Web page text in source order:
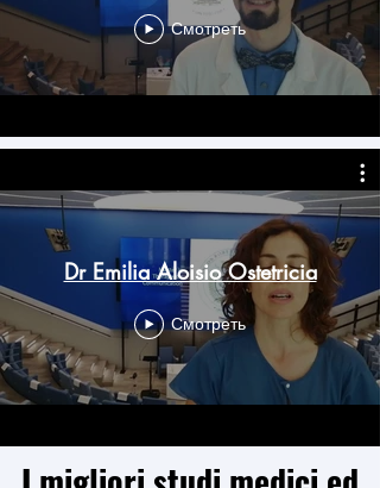
Смотреть
Dr Emilia Aloisio Ostetricia
Смотреть